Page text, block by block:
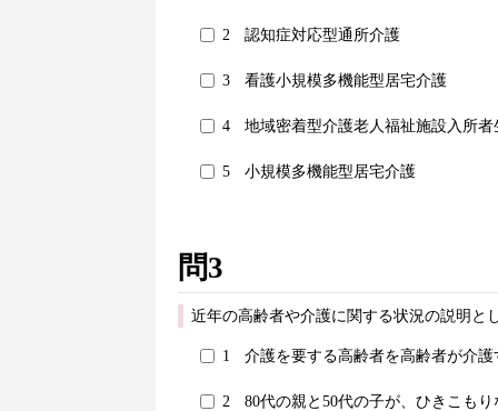
2 認知症対応型通所介護
3 看護小規模多機能型居宅介護
4 地域密着型介護老人福祉施設入所者
5 小規模多機能型居宅介護
問3
近年の高齢者や介護に関する状況の説明と
1 介護を要する高齢者を高齢者が介
2
80代の親と50代の子が、ひきこも